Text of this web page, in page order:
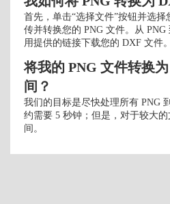
首先，单击“选择文件”按钮并选
传并转换您的 PNG 文件。从
用提供的链接下载您的 DXF 文件。
将我的 PNG 文件转换
间？
我们的目标是尽快处理所有 PNG
约需要 5 秒钟；但是，对于较大
间。